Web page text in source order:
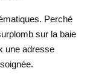
Perché
sur la baie
une adresse